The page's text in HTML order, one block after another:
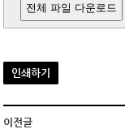
전체 파일 다운로드
인쇄하기
이전글